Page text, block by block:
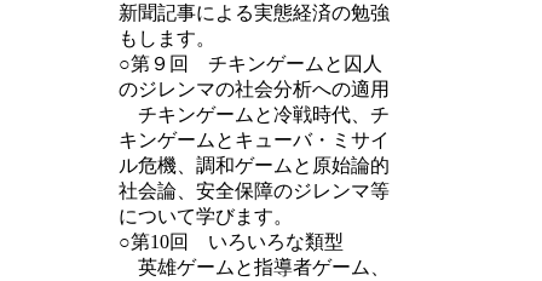
新聞記事による実態経済の勉強
もします。
○第９回 チキンゲームと囚人
のジレンマの社会分析への適用
チキンゲームと冷戦時代、チ
キンゲームとキューバ・ミサイ
ル危機、調和ゲームと原始論的
社会論、安全保障のジレンマ等
について学びます。
○第10回 いろいろな類型
英雄ゲームと指導者ゲーム、